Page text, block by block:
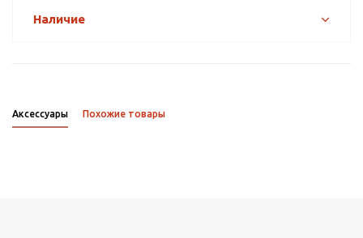
Наличие
Аксессуары Похожие товары